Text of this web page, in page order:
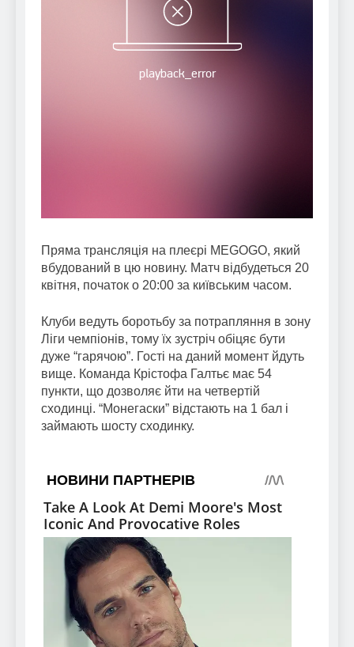
Пряма трансляція на плеєрі MEGOGO, який
вбудований в цю новину. Матч відбудеться 20
квітня, початок о 20:00 за київським часом.
Клуби ведуть боротьбу за потрапляння в зону
Ліги чемпіонів, тому їх зустріч обіцяє бути
дуже “гарячою”. Гості на даний момент йдуть
вище. Команда Крістофа Галтьє має 54
пункти, що дозволяє йти на четвертій
сходинці. “Монегаски” відстають на 1 бал і
займають шосту сходинку.